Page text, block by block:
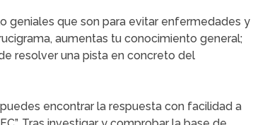
geniales que son para evitar enfermedades y
aumentas tu conocimiento general;
resolver una pista en concreto del
encontrar la respuesta con facilidad a